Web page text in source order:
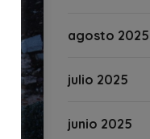
agosto 2025
julio 2025
junio 2025